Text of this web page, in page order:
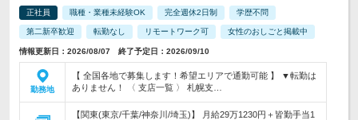
正社員 職種・業種未経験OK 完全週休2日制 学歴不問
第二新卒歓迎 転勤なし リモートワーク可 女性のおしごと掲載中
情報更新日：2026/08/07 終了予定日：2026/09/10
勤務地
【 全国各地で募集します！希望エリアで通勤可能 】 ▼転勤は
ありません！ 〈 支店一覧 〉 札幌支…
【関東(東京/千葉/神奈川/埼玉)】 月給29万1230円＋皆勤手当1